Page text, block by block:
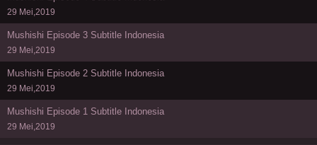
29 Mei,2019
Mushishi Episode 3 Subtitle Indonesia
29 Mei,2019
Mushishi Episode 2 Subtitle Indonesia
29 Mei,2019
Mushishi Episode 1 Subtitle Indonesia
29 Mei,2019